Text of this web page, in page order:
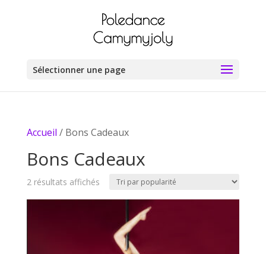
Sélectionner une page
Accueil / Bons Cadeaux
Bons Cadeaux
2 résultats affichésTrié
par
popularité